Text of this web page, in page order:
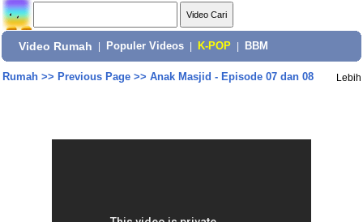
Video Rumah Populer Videos K-POP BBM
Rumah>> Previous Page>> Anak Masjid - Episode 07 dan 08 Lebih